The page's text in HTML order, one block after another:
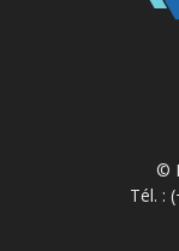
©
Tél. :